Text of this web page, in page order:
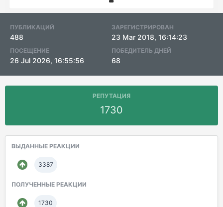
ПУБЛИКАЦИЙ
488
ЗАРЕГИСТРИРОВАН
23 Mar 2018, 16:14:23
ПОСЕЩЕНИЕ
26 Jul 2026, 16:55:56
ПОБЕДИТЕЛЬ ДНЕЙ
68
РЕПУТАЦИЯ
1730
ВЫДАННЫЕ РЕАКЦИИ
3387
ПОЛУЧЕННЫЕ РЕАКЦИИ
1730